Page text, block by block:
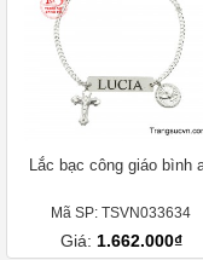
Lắc bạc công giáo bình
Mã SP: TSVN033634
Giá: 1.662.000₫